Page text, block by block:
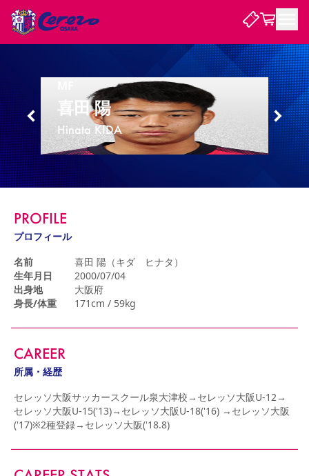
試合について
試合日程 / 結果 順位表
チームについて
選手・スタッフ スケジュール メディア情報 アクセス レディース
観戦する
チケット
チケット情報 販売スケジュール 価格・席種 購入方法
観戦ガイド
初めて観戦ガイド キッズ向けサービス グルメ
観戦マナー&ルール ビジターサポーター観戦ガイド
スタジアム
DAZNで観戦
アウェイツアー
アウェイツアー
よくある質問
クラブを知る
クラブ紹介 沿革
サポートする
パートナー企業募集中
セレッソアイデアちょうだいな
Lise（ライセンスビジネス）
サステナビリティ
サステナビリティポリシー
活動レポート
スポーツクラブ
スポーツクラブ
ファンクラブ
SAKURA SOCIO SAKURA POINT Program
まいセレチケット 会員規定
ニュース
ニュース
すべて チーム グッズ チケット イベント ファンクラブ
レディース
アカデミー
喜田 陽
Hinata KIDA
PROFILE
プロフィール
名前
喜田 陽（キダ ヒナタ）
生年月日
2000/07/04
出身地
大阪府
身長/体重
171cm / 59kg
CAREER
所属・経歴
セレッソ大阪サッカースクール泉大津校→セレッソ大阪U-12→
セレッソ大阪U-15('13)→セレッソ大阪U-18('16) →セレッソ大阪
('17)※2種登録→セレッソ大阪('18.8)